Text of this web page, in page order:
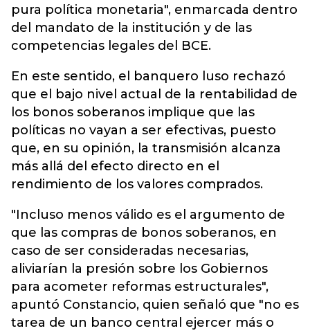
pura política monetaria", enmarcada dentro
del mandato de la institución y de las
competencias legales del BCE.
En este sentido, el banquero luso rechazó
que el bajo nivel actual de la rentabilidad de
los bonos soberanos implique que las
políticas no vayan a ser efectivas, puesto
que, en su opinión, la transmisión alcanza
más allá del efecto directo en el
rendimiento de los valores comprados.
"Incluso menos válido es el argumento de
que las compras de bonos soberanos, en
caso de ser consideradas necesarias,
aliviarían la presión sobre los Gobiernos
para acometer reformas estructurales",
apuntó Constancio, quien señaló que "no es
tarea de un banco central ejercer más o